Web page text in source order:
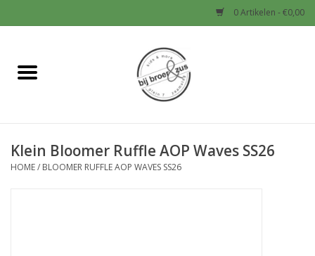
0 Artikelen - €0,00
Home
Baby
Klein Bloomer Ruffle AOP Waves SS26
HOME/ BLOOMER RUFFLE AOP WAVES SS26